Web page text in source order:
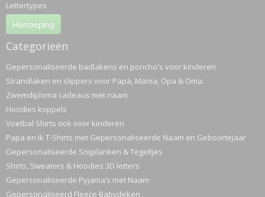
Lettertypes
Herroeping
Categorieën
Gepersonaliseerde badlakens en poncho's voor kinderen
Strandlaken en slippers voor Papa, Mama, Opa & Oma.
Zwemdiploma cadeaus met naam
Hoodies koppels
Voetbal Shirts ook voor kinderen
Papa en Ik T-Shirts met Gepersonaliseerde Naam en Geboortejaar
Gepersonaliseerde Snijplanken & Tegeltjes
Shirts, Sweaters & Hoodies 3D letters
Gepersonaliseerde Pyjama’s met Naam
Gepersonaliseerd Fleece Babydeken